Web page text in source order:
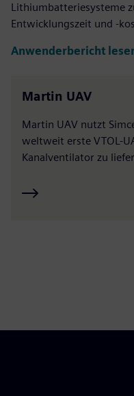
Lithiumbatteriesysteme
Entwicklungszeit und -
Anwenderbericht
Martin UAV
Martin UAV nutzt
weltweit erste VTOL-
Kanalventilator zu